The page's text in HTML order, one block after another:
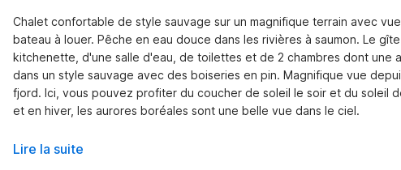
Chalet confortable de style sauvage sur un magnifique terrain avec
bateau à louer. Pêche en eau douce dans les rivières à saumon. Le
kitchenette, d'une salle d'eau, de toilettes et de 2 chambres dont
dans un style sauvage avec des boiseries en pin. Magnifique vue
fjord. Ici, vous pouvez profiter du coucher de soleil le soir et du soleil
et en hiver, les aurores boréales sont une belle vue dans le ciel.
Lire la suite